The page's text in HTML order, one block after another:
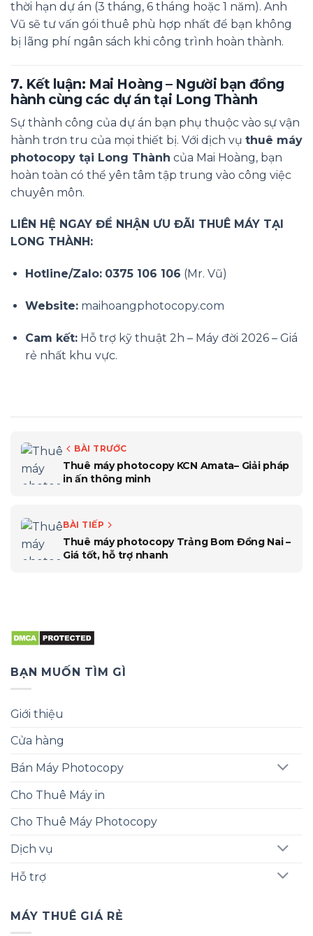
thời hạn dự án (3 tháng, 6 tháng hoặc 1 năm). Anh
Vũ sẽ tư vấn gói thuê phù hợp nhất để bạn không
bị lãng phí ngân sách khi công trình hoàn thành.
7. Kết luận: Mai Hoàng – Người bạn đồng
hành cùng các dự án tại Long Thành
Sự thành công của dự án bạn phụ thuộc vào sự vận
hành trơn tru của mọi thiết bị. Với dịch vụ thuê máy
photocopy tại Long Thành của Mai Hoàng, bạn
hoàn toàn có thể yên tâm tập trung vào công việc
chuyên môn.
LIÊN HỆ NGAY ĐỂ NHẬN ƯU ĐÃI THUÊ MÁY TẠI
LONG THÀNH:
Hotline/Zalo: 0375 106 106 (Mr. Vũ)
Website: maihoangphotocopy.com
Cam kết:Hỗ trợ kỹ thuật 2h – Máy đời 2026 – Giá
rẻ nhất khu vực.
BÀI TRƯỚC
Thuê máy photocopy KCN Amata– Giải pháp
in ấn thông minh
BÀI TIẾP
Thuê máy photocopy Trảng Bom Đồng Nai –
Giá tốt, hỗ trợ nhanh
BẠN MUỐN TÌM GÌ
Giới thiệu
Cửa hàng
Bán Máy Photocopy
Cho Thuê Máy in
Cho Thuê Máy Photocopy
Dịch vụ
Hỗ trợ
MÁY THUÊ GIÁ RẺ